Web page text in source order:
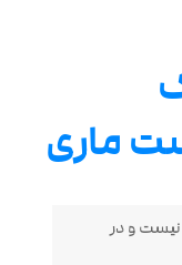
ماری
و در